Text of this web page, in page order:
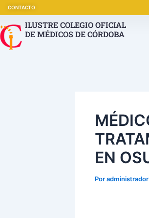
CONTACTO
ILUSTRE COLEGIO OFICIAL
DE MÉDICOS DE CÓRDOBA
EN
Poradministrador
entradas